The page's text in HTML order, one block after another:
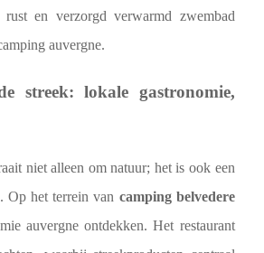
en verzorgd verwarmd zwembad
auvergne.
streek: lokale gastronomie,
niet alleen om natuur; het is ook een
Op het terrein van camping belvedere
auvergne ontdekken. Het restaurant